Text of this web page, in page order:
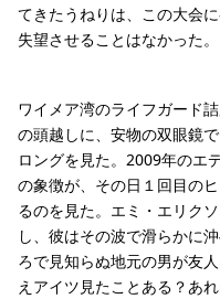
てきたうねりは、この大会
失望させることはなかった。
ワイメア湾のライフガード
の頭越しに、安物の双眼鏡
ロングを見た。2009年のエ
の象徴が、その日１回目の
るのを見た。エミ・エリク
し、彼はその波で滑らかに
ろで見知らぬ地元の男が友
えアイツ見たことある？あ